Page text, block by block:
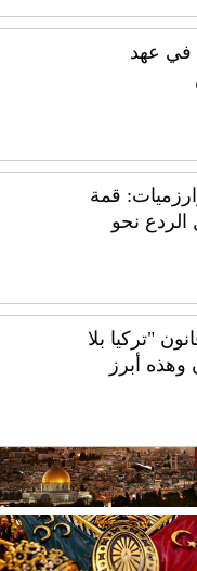
في عهد
قمة
الردع نحو
"تركيا بلا
أبرز